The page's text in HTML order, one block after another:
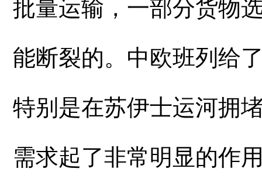
批量运输，一部分货物
能断裂的。中欧班列给
特别是在苏伊士运河拥
需求起了非常明显的作